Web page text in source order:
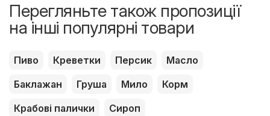
Перегляньте також пропозиції
на інші популярні товари
Пиво Креветки Персик
Масло
Баклажан
Груша Мило
Корм
Крабові палички
Сироп